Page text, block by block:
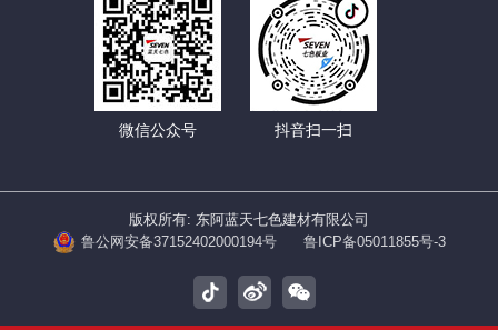
微信公众号 抖音扫一扫
版权所有: 东阿蓝天七色建材有限公司
鲁公网安备37152402000194号
鲁ICP备05011855号-3